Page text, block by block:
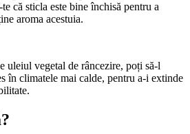
că sticla este bine închisă pentru a
aroma acestuia.
uleiul vegetal de râncezire, poți să-l
în climatele mai calde, pentru a-i extinde